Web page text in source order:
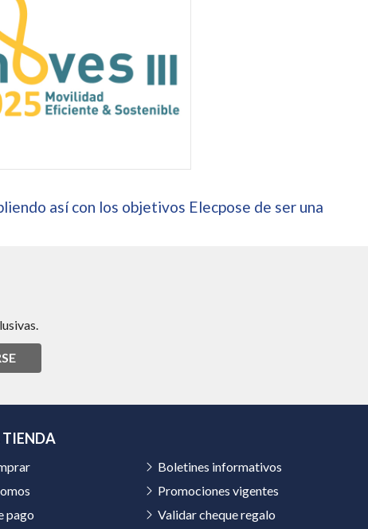
así con los objetivos Elecpose de ser una
TIENDA
pago
Boletines informativos
Promociones vigentes
Validar cheque regalo